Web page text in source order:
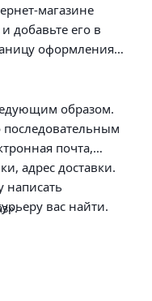
магазине
добавьте его в
оформления
образом.
почта,
адрес доставки.
написать
вас найти.